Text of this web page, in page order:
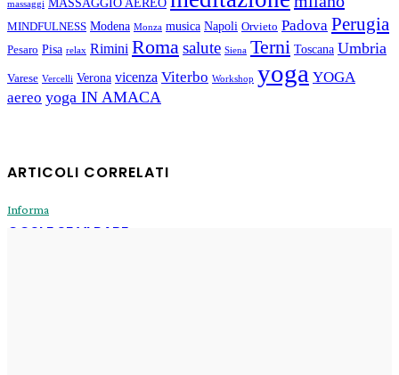
massaggi MASSAGGIO AEREO
MINDFULNESS Modena Monza musica Napoli Orvieto Padova Perugia
Pesaro Pisa relax Rimini Roma salute Siena Terni Toscana Umbria
Varese Vercelli Verona vicenza Viterbo Workshop yoga YOGA
aereo yoga IN AMACA
ARTICOLI CORRELATI
Informa
COSI E SE VI PARE